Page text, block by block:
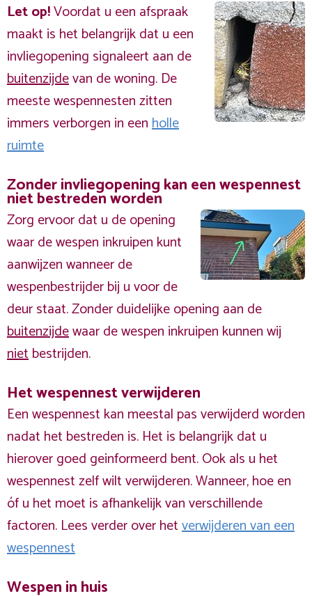
Let op!Voordat u een afspraak
maakt is het belangrijk dat u een
invliegopening signaleert aan de
buitenzijdevan de woning. De
meeste wespennesten zitten
immers verborgen in eenholle
ruimte
Zonder invliegopening kan een wespennest
niet bestreden worden
Zorg ervoor dat u de opening
waar de wespen inkruipen kunt
aanwijzen wanneer de
wespenbestrijder bij u voor de
deur staat. Zonder duidelijke opening aan de
buitenzijdewaar de wespen inkruipen kunnen wij
nietbestrijden.
Het wespennest verwijderen
Een wespennest kan meestal pas verwijderd worden
nadat het bestreden is. Het is belangrijk dat u
hierover goed geinformeerd bent. Ook als u het
wespennest zelf wilt verwijderen. Wanneer, hoe en
óf u het moet is afhankelijk van verschillende
factoren. Lees verder over hetverwijderen van een
wespennest
Wespen in huis